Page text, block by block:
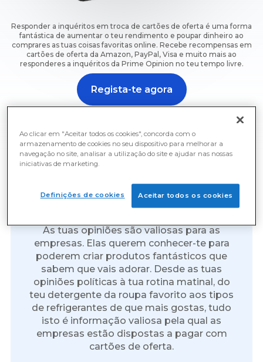
Responder a inquéritos em troca de cartões de oferta é uma forma
fantástica de aumentar o teu rendimento e poupar dinheiro ao
comprares as tuas coisas favoritas online. Recebe recompensas em
cartões de oferta da Amazon, PayPal, Visa e muito mais ao
responderes a inquéritos da Prime Opinion no teu tempo livre.
Regista-te agora
Regista-te já e começa imediatamente a ganhar cartões
Cartões de Oferta Grátis por
Inquéritos
As tuas opiniões são valiosas para as
empresas. Elas querem conhecer-te para
poderem criar produtos fantásticos que
sabem que vais adorar. Desde as tuas
opiniões políticas à tua rotina matinal, do
teu detergente da roupa favorito aos tipos
de refrigerantes de que mais gostas, tudo
isto é informação valiosa pela qual as
empresas estão dispostas a pagar com
cartões de oferta.
Ao clicar em "Aceitar todos os cookies", concorda com o
armazenamento de cookies no seu dispositivo para melhorar a
navegação no site, analisar a utilização do site e ajudar nas nossas
iniciativas de marketing.
Aceitar todos os cookies
Definições de cookies